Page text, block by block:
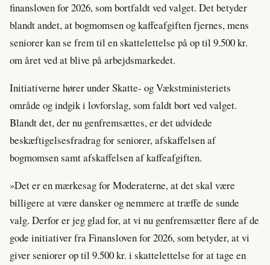
finansloven for 2026, som bortfaldt ved valget. Det betyder
blandt andet, at bogmomsen og kaffeafgiften fjernes, mens
seniorer kan se frem til en skattelettelse på op til 9.500 kr.
om året ved at blive på arbejdsmarkedet.
Initiativerne hører under Skatte- og Vækstministeriets
område og indgik i lovforslag, som faldt bort ved valget.
Blandt det, der nu genfremsættes, er det udvidede
beskæftigelsesfradrag for seniorer, afskaffelsen af
bogmomsen samt afskaffelsen af kaffeafgiften.
»Det er en mærkesag for Moderaterne, at det skal være
billigere at være dansker og nemmere at træffe de sunde
valg. Derfor er jeg glad for, at vi nu genfremsætter flere af de
gode initiativer fra Finansloven for 2026, som betyder, at vi
giver seniorer op til 9.500 kr. i skattelettelse for at tage en